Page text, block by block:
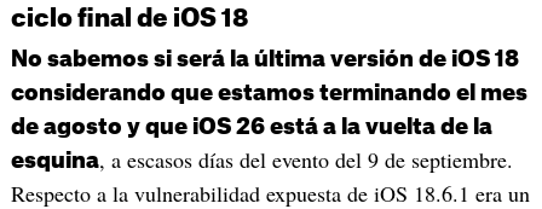
ciclo final de iOS 18
No sabemos si será la última versión de iOS 18
considerando que estamos terminando el mes
de agosto y que iOS 26 está a la vuelta de la
esquina, a escasos días del evento del 9 de septiembre.
Respecto a la vulnerabilidad expuesta de iOS 18.6.1 era un